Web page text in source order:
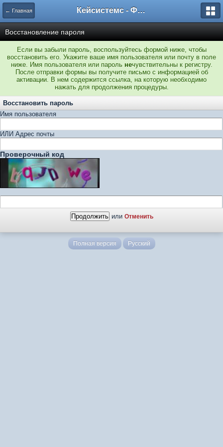
← Главная Кейсистемс - Форумы
Восстановление пароля
Если вы забыли пароль, воспользуйтесь формой ниже, чтобы
восстановить его. Укажите ваше имя пользователя или почту в поле
ниже. Имя пользователя или пароль нечувствительны к регистру.
После отправки формы вы получите письмо с информацией об
активации. В нем содержится ссылка, на которую необходимо
нажать для продолжения процедуры.
Восстановить пароль
Имя пользователя
ИЛИ Адрес почты
Проверочный код
или Отменить
Полная версия Русский